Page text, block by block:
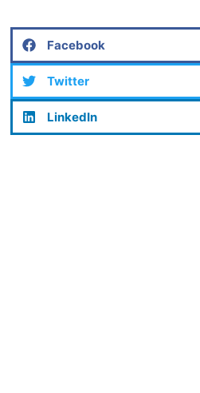
Facebook
Twitter
LinkedIn